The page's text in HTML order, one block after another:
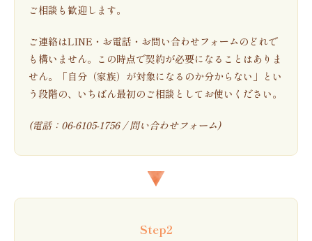
ご相談も歓迎します。
ご連絡はLINE・お電話・お問い合わせフォームのどれで
も構いません。この時点で契約が必要になることはありま
せん。「自分（家族）が対象になるのか分からない」とい
う段階の、いちばん最初のご相談としてお使いください。
(電話： 06-6105-1756/問い合わせフォーム)
Step2